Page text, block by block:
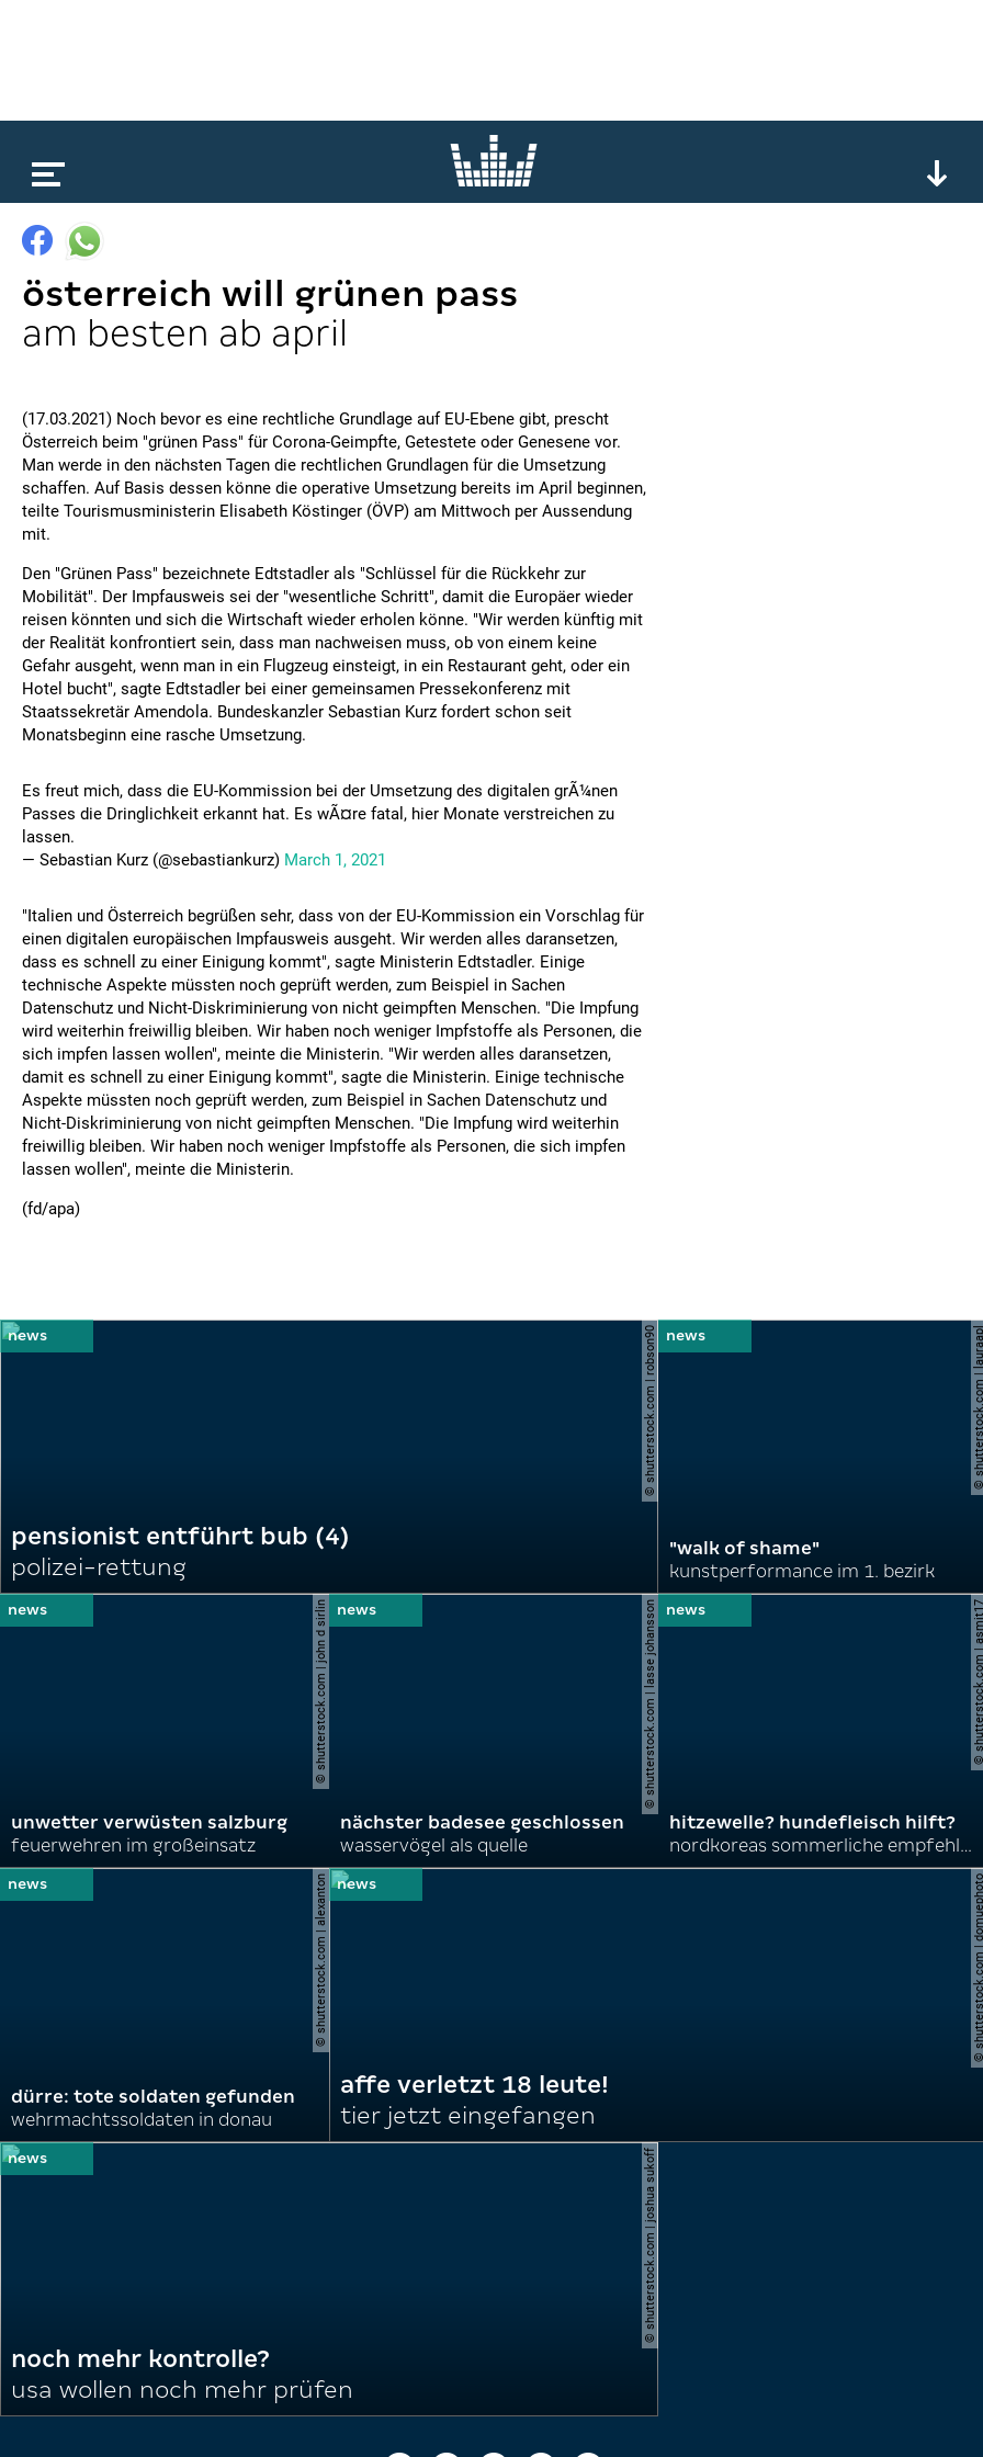
österreich will grünen pass
am besten ab april
(17.03.2021) Noch bevor es eine rechtliche Grundlage auf EU-Ebene gibt, prescht
Österreich beim "grünen Pass" für Corona-Geimpfte, Getestete oder Genesene vor.
Man werde in den nächsten Tagen die rechtlichen Grundlagen für die Umsetzung
schaffen. Auf Basis dessen könne die operative Umsetzung bereits im April beginnen,
teilte Tourismusministerin Elisabeth Köstinger (ÖVP) am Mittwoch per Aussendung
mit.
Den "Grünen Pass" bezeichnete Edtstadler als "Schlüssel für die Rückkehr zur
Mobilität". Der Impfausweis sei der "wesentliche Schritt", damit die Europäer wieder
reisen könnten und sich die Wirtschaft wieder erholen könne. "Wir werden künftig mit
der Realität konfrontiert sein, dass man nachweisen muss, ob von einem keine
Gefahr ausgeht, wenn man in ein Flugzeug einsteigt, in ein Restaurant geht, oder ein
Hotel bucht", sagte Edtstadler bei einer gemeinsamen Pressekonferenz mit
Staatssekretär Amendola. Bundeskanzler Sebastian Kurz fordert schon seit
Monatsbeginn eine rasche Umsetzung.
Es freut mich, dass die EU-Kommission bei der Umsetzung des digitalen grÃ¼nen
Passes die Dringlichkeit erkannt hat. Es wÃ¤re fatal, hier Monate verstreichen zu
lassen.
— Sebastian Kurz (@sebastiankurz) March 1, 2021
"Italien und Österreich begrüßen sehr, dass von der EU-Kommission ein Vorschlag für
einen digitalen europäischen Impfausweis ausgeht. Wir werden alles daransetzen,
dass es schnell zu einer Einigung kommt", sagte Ministerin Edtstadler. Einige
technische Aspekte müssten noch geprüft werden, zum Beispiel in Sachen
Datenschutz und Nicht-Diskriminierung von nicht geimpften Menschen. "Die Impfung
wird weiterhin freiwillig bleiben. Wir haben noch weniger Impfstoffe als Personen, die
sich impfen lassen wollen", meinte die Ministerin. "Wir werden alles daransetzen,
damit es schnell zu einer Einigung kommt", sagte die Ministerin. Einige technische
Aspekte müssten noch geprüft werden, zum Beispiel in Sachen Datenschutz und
Nicht-Diskriminierung von nicht geimpften Menschen. "Die Impfung wird weiterhin
freiwillig bleiben. Wir haben noch weniger Impfstoffe als Personen, die sich impfen
lassen wollen", meinte die Ministerin.
(fd/apa)
© shutterstock.com | robson90
pensionist entführt bub (4)
polizei-rettung
© shutterstock.com | lauraapl
"walk of shame"
kunstperformance im 1. bezirk
© shutterstock.com | john d sirlin
unwetter verwüsten salzburg
feuerwehren im großeinsatz
© shutterstock.com | lasse johansson
nächster badesee geschlossen
wasservögel als quelle
© shutterstock.com | asmit17
hitzewelle? hundefleisch hilft?
nordkoreas sommerliche empfehlungen
© shutterstock.com | alexanton
dürre: tote soldaten gefunden
wehrmachtssoldaten in donau
©
affe verletzt 18 leute!
tier jetzt eingefangen
© shutterstock.com | joshua sukoff
noch mehr kontrolle?
usa wollen noch mehr prüfen